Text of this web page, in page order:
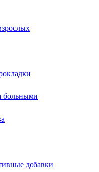
больными
добавки